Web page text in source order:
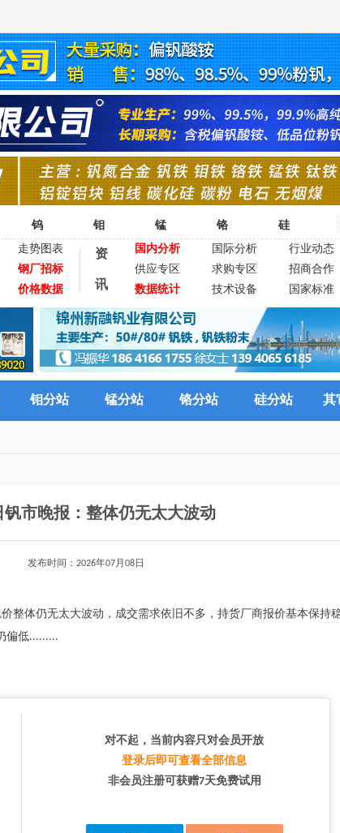
钨 钼 锰 铬 硅
走势图表
钢厂招标
价格数据
资
讯
国内分析 国际分析 行业动态
供应专区
求购专区 招商合作
数据统计
技术设备 国家标准
钼分站 锰分站 铬分站 硅分站 其
钒市晚报：整体仍无太大波动
发布时间：2026年07月08日
价整体仍无太大波动，成交需求依旧不多，持货厂商报价基本保持
偏低.........
对不起，当前内容只对会员开放
登录后即可查看全部信息
非会员注册可获赠7天免费试用